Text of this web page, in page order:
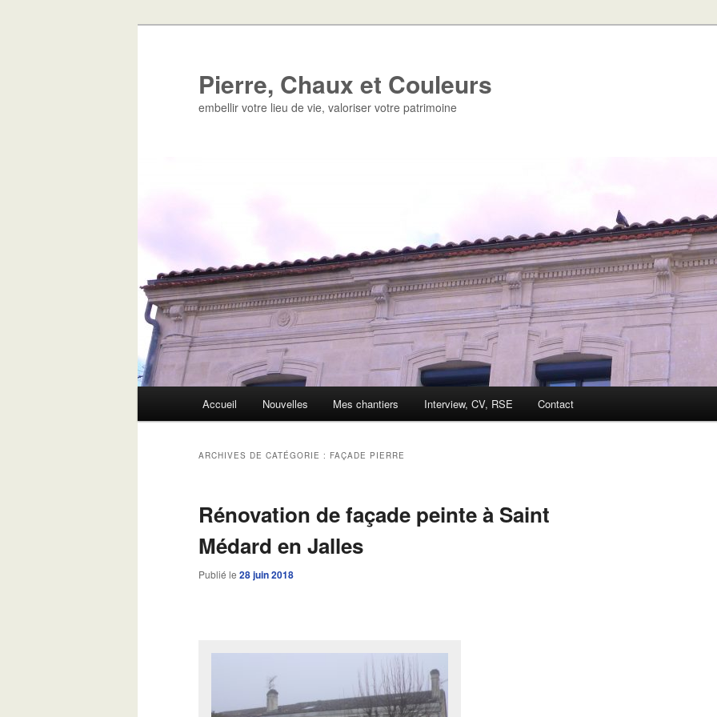
Pierre, Chaux et Couleurs
embellir votre lieu de vie, valoriser votre patrimoine
Accueil Nouvelles Mes chantiers Interview, CV, RSE Contact
ARCHIVES DE CATÉGORIE : FAÇADE PIERRE
Rénovation de façade peinte à Saint
Médard en Jalles
Publié le 28 juin 2018